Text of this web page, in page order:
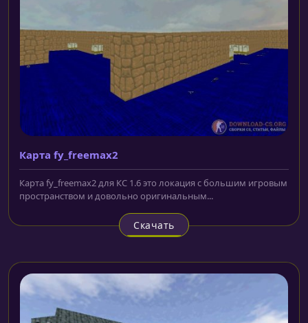
Карта fy_freemax2
Карта fy_freemax2 для КС 1.6 это локация с большим игровым
пространством и довольно оригинальным...
Скачать